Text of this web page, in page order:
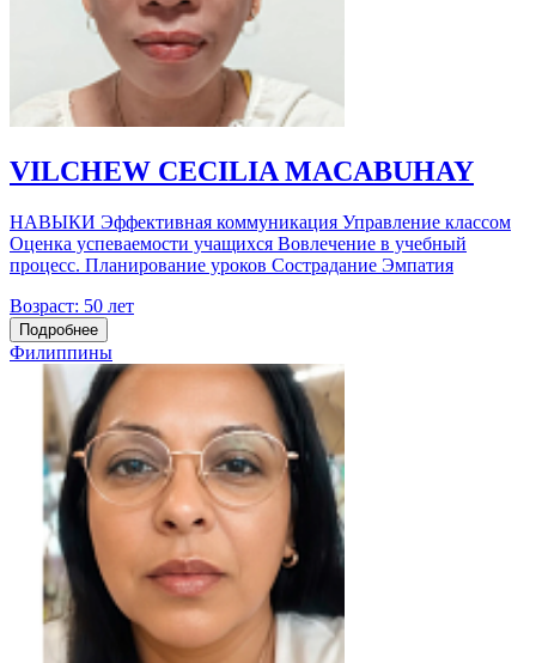
VILCHEW CECILIA MACABUHAY
НАВЫКИ Эффективная коммуникация Управление классом
Оценка успеваемости учащихся Вовлечение в учебный
процесс. Планирование уроков Сострадание Эмпатия
Возраст: 50 лет
Подробнее
Филиппины